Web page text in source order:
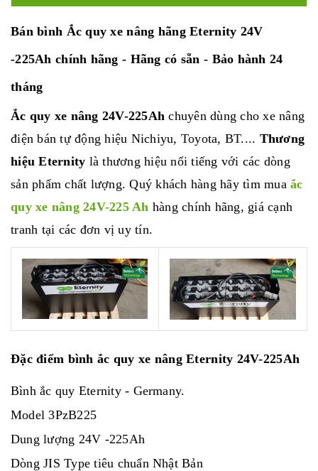
Bán bình Ắc quy xe nâng hãng Eternity 24V
-225Ah chính hãng - Hãng có sẵn - Bảo hành 24
tháng
Ắc quy xe nâng 24V-225Ah chuyên dùng cho xe nâng
điện bán tự động hiệu Nichiyu, Toyota, BT.... Thương
hiệu Eternity là thương hiệu nổi tiếng với các dòng
sản phẩm chất lượng. Quý khách hàng hãy tìm mua ắc
quy xe nâng 24V-225 Ah hàng chính hãng, giá cạnh
tranh tại các đơn vị uy tín.
Đặc điểm bình ắc quy xe nâng Eternity 24V-225Ah
Bình ắc quy Eternity - Germany.
Model 3PzB225
Dung lượng 24V -225Ah
Dòng JIS Type tiêu chuẩn Nhật Bản